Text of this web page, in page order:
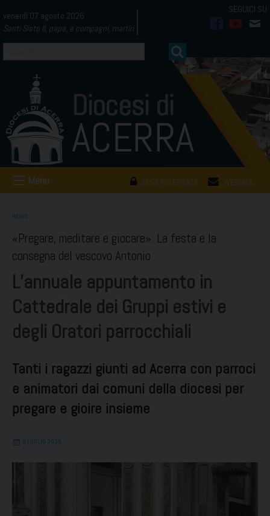
to
content
venerdì 07 agosto 2026
Santi Sisto II, papa, e compagni, martiri
AREA RISERVATA WEBMAIL
Menu
NEWS
«Pregare, meditare e giocare». La festa e la
consegna del vescovo Antonio
L’annuale appuntamento in
Cattedrale dei Gruppi estivi e
degli Oratori parrocchiali
Tanti i ragazzi giunti ad Acerra con parroci
e animatori dai comuni della diocesi per
pregare e gioire insieme
8 LUGLIO 2025